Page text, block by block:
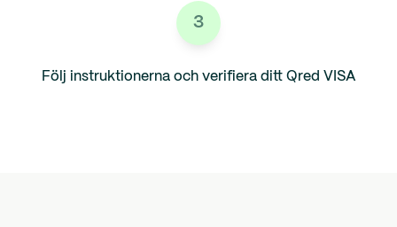
3
Följ instruktionerna och verifiera ditt Qred VISA